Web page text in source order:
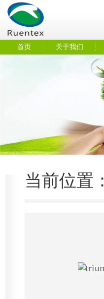
首页 关于我们
当前位置：